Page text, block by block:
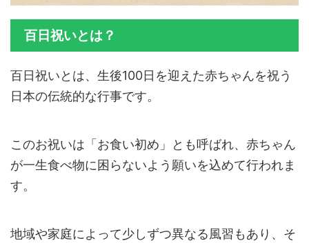
百日祝いとは？
百日祝いとは、生後100日を迎えた赤ちゃんを祝う
日本の伝統的な行事です。
このお祝いは「お食い初め」とも呼ばれ、赤ちゃん
が一生食べ物に困らないよう願いを込めて行われま
す。
地域や家庭によって少しずつ異なる風習もあり、そ